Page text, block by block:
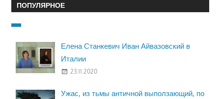
ПОПУЛЯРНОЕ
Елена Станкевич Иван Айвазовский в
Италии
23.11.2020
Ужас, из тьмы античной выползающий, по